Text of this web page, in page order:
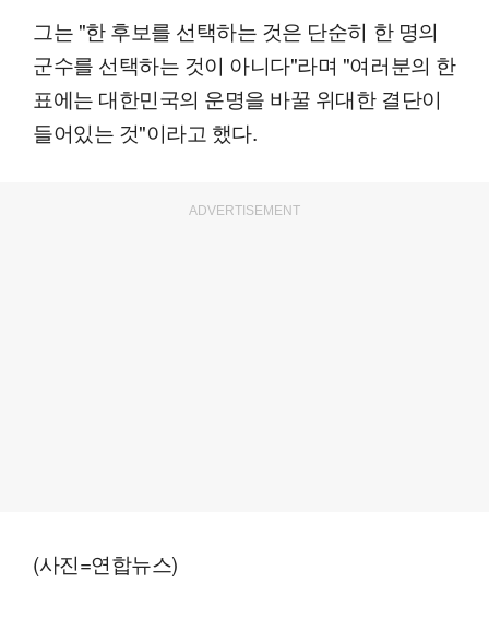
그는 "한 후보를 선택하는 것은 단순히 한 명의
군수를 선택하는 것이 아니다"라며 "여러분의 한
표에는 대한민국의 운명을 바꿀 위대한 결단이
들어있는 것"이라고 했다.
ADVERTISEMENT
(사진=연합뉴스)